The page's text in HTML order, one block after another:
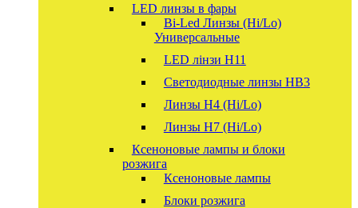
LED линзы в фары
Bi-Led Линзы (Hi/Lo)
Универсальные
LED лінзи H11
Светодиодные линзы HB3
Линзы Н4 (Hi/Lo)
Линзы Н7 (Hi/Lo)
Ксеноновые лампы и блоки
розжига
Ксеноновые лампы
Блоки розжига